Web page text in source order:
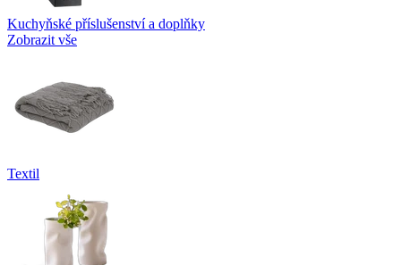
Kuchyňské příslušenství a doplňky
Zobrazit vše
Textil